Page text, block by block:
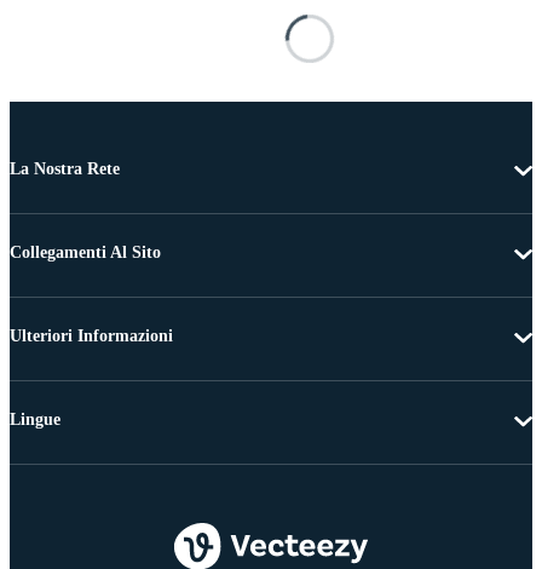
La Nostra Rete
Collegamenti Al Sito
Ulteriori Informazioni
Lingue